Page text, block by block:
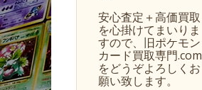
安心査定＋高価買取
を心掛けてまいりま
すので、旧ポケモン
カード買取専門.com
をどうぞよろしくお
願い致します。